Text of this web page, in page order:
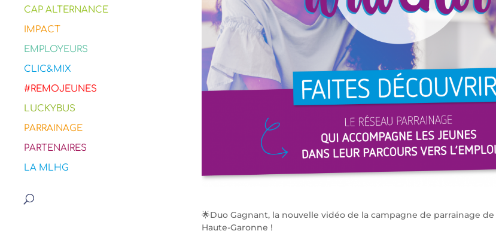
CAP ALTERNANCE
IMPACT
EMPLOYEURS
CLIC&MIX
#REMOJEUNES
LUCKYBUS
PARRAINAGE
PARTENAIRES
LA MLHG
🌟Duo Gagnant, la nouvelle vidéo de la campagne de parrainage de
Haute-Garonne !